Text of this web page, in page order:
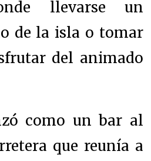
llevarse un
de la isla o tomar
del animado
como un bar al
que reunía a